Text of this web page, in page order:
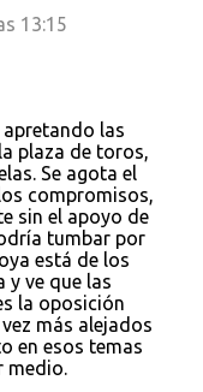
13:15
las
plaza de toros,
Se agota el
compromisos,
sin el apoyo de
tumbar por
está de los
y ve que las
la oposición
más alejados
en esos temas
medio.